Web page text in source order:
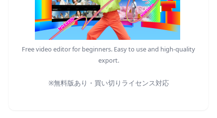
Free video editor for beginners. Easy to use and high-quality
export.
※無料版あり・買い切りライセンス対応